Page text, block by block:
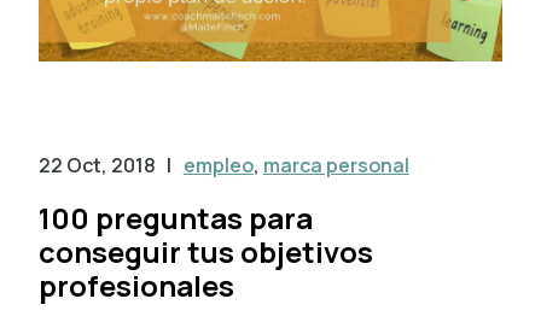
22 Oct, 2018 | empleo, marca personal
100 preguntas para
conseguir tus objetivos
profesionales